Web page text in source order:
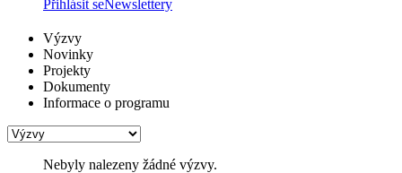
Přihlásit seNewslettery
Výzvy
Novinky
Projekty
Dokumenty
Informace o programu
Nebyly nalezeny žádné výzvy.